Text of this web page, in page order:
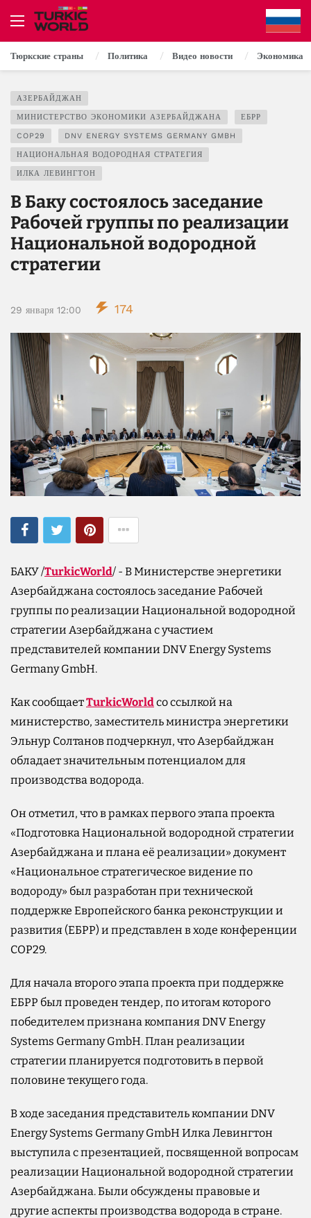
Тюркские страны Политика Видео новости Экономика
АЗЕРБАЙДЖАН
МИНИСТЕРСТВО ЭКОНОМИКИ АЗЕРБАЙДЖАНА ЕБРР
COP29 DNV ENERGY SYSTEMS GERMANY GMBH
НАЦИОНАЛЬНАЯ ВОДОРОДНАЯ СТРАТЕГИЯ
ИЛКА ЛЕВИНГТОН
В Баку состоялось заседание
Рабочей группы по реализации
Национальной водородной
стратегии
29 января 12:00 174
БАКУ /TurkicWorld/ - В Министерстве энергетики
Азербайджана состоялось заседание Рабочей
группы по реализации Национальной водородной
стратегии Азербайджана с участием
представителей компании DNV Energy Systems
Germany GmbH.
Как сообщаетTurkicWorldсо ссылкой на
министерство, заместитель министра энергетики
Эльнур Солтанов подчеркнул, что Азербайджан
обладает значительным потенциалом для
производства водорода.
Он отметил, что в рамках первого этапа проекта
«Подготовка Национальной водородной стратегии
Азербайджана и плана её реализации» документ
«Национальное стратегическое видение по
водороду» был разработан при технической
поддержке Европейского банка реконструкции и
развития (ЕБРР) и представлен в ходе конференции
COP29.
Для начала второго этапа проекта при поддержке
ЕБРР был проведен тендер, по итогам которого
победителем признана компания DNV Energy
Systems Germany GmbH. План реализации
стратегии планируется подготовить в первой
половине текущего года.
В ходе заседания представитель компании DNV
Energy Systems Germany GmbH Илка Левингтон
выступила с презентацией, посвященной вопросам
реализации Национальной водородной стратегии
Азербайджана. Были обсуждены правовые и
другие аспекты производства водорода в стране.